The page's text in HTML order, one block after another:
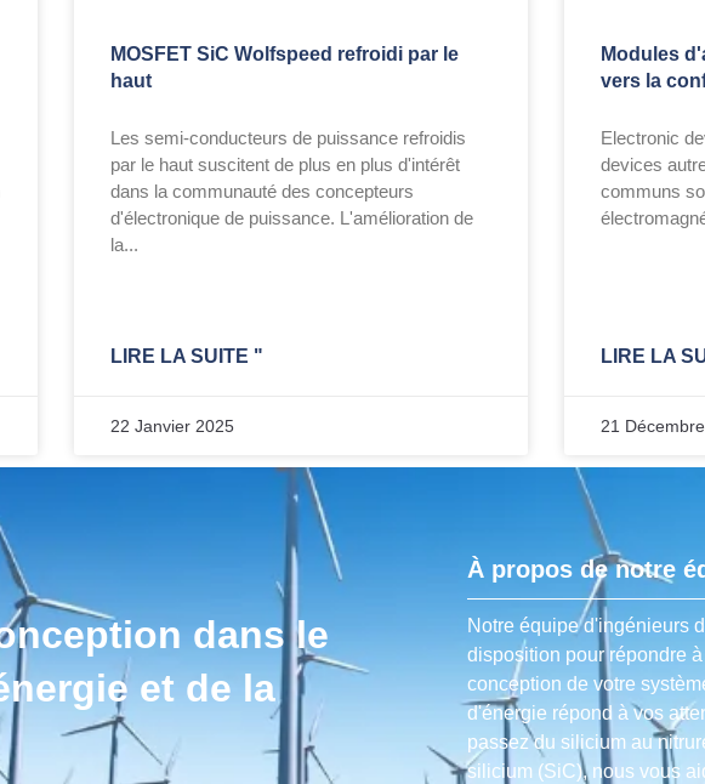
MOSFET SiC Wolfspeed refroidi par le
haut
Les semi-conducteurs de puissance refroidis
par le haut suscitent de plus en plus d'intérêt
dans la communauté des concepteurs
d'électronique de puissance. L'amélioration de
la...
LIRE LA SUITE "
22 Janvier 2025
Modules
vers la
Electronic
devices
communs
LIRE LA
21
dans le
et de la
À propos de notre
Notre équipe d'ingénieurs
disposition pour répondre
conception de votre
d'énergie répond à vos
passez du silicium au
silicium (SiC), nous vous